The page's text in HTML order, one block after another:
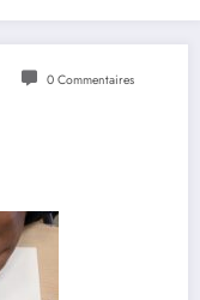
0 Commentaires